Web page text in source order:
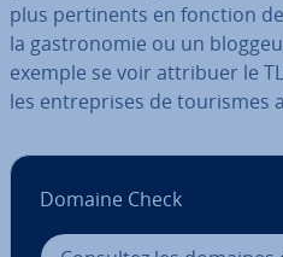
plus per­ti­nents en fonction
la gas­tro­no­mie ou un
exemple se voir attribuer le
les en­tre­prises de tourismes
Domaine Check